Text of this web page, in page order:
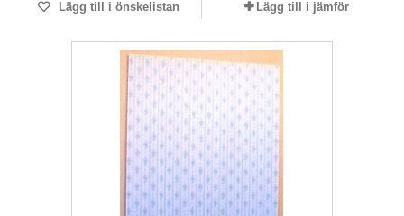
Lägg till i önskelistan Lägg till i jämför